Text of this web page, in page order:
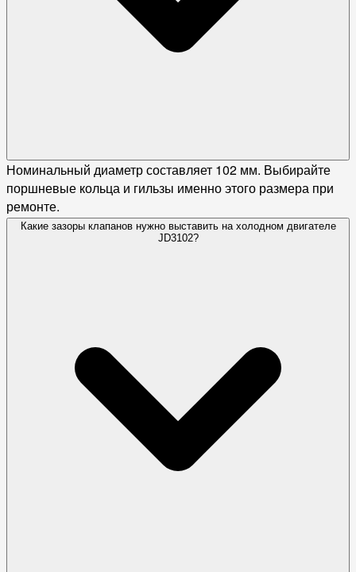
Номинальный диаметр составляет 102 мм. Выбирайте
поршневые кольца и гильзы именно этого размера при
ремонте.
Какие зазоры клапанов нужно выставить на холодном двигателе
JD3102?